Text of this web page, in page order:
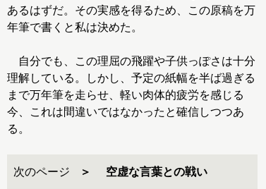
あるはずだ。その実感を得るため、この原稿を万
年筆で書くと私は決めた。
自分でも、この理屈の飛躍や子供っぽさは十分
理解している。しかし、予定の紙幅を半ば過ぎる
まで万年筆を走らせ、軽い肉体的疲労を感じる
今、これは間違いではなかったと確信しつつあ
る。
次のページ 空虚な言葉との戦い